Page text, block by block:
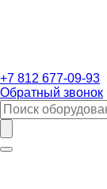
+7 812 677-09-93
Обратный звонок